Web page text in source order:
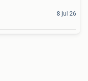
8 jul 26